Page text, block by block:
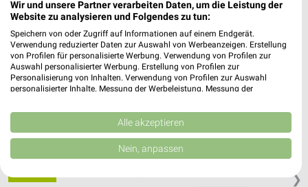
Kästlenstr. 32
81827 München
Heute 08:00 - 18:00 Uhr | Geschlossen
❯
Biomarkt Garching
Schleißheimer Straße 10
Wir und unsere Partner verarbeiten Daten, um die Leistung der
Website zu analysieren und Folgendes zu tun:
Speichern von oder Zugriff auf Informationen auf einem Endgerät.
Verwendung reduzierter Daten zur Auswahl von Werbeanzeigen. Erstellung
von Profilen für personalisierte Werbung. Verwendung von Profilen zur
Auswahl personalisierter Werbung. Erstellung von Profilen zur
Personalisierung von Inhalten. Verwendung von Profilen zur Auswahl
personalisierter Inhalte. Messung der Werbeleistung. Messung der
Kombinationen von Daten aus verschiedenen Quellen. Entwicklung und
Verbesserung der Angebote. Verwendung reduzierter Daten zur Auswahl
von Inhalten.
Daten können außerhalb der Europäischen Union weitergegeben und in die
Website/App.
Alle akzeptieren
Nein, anpassen